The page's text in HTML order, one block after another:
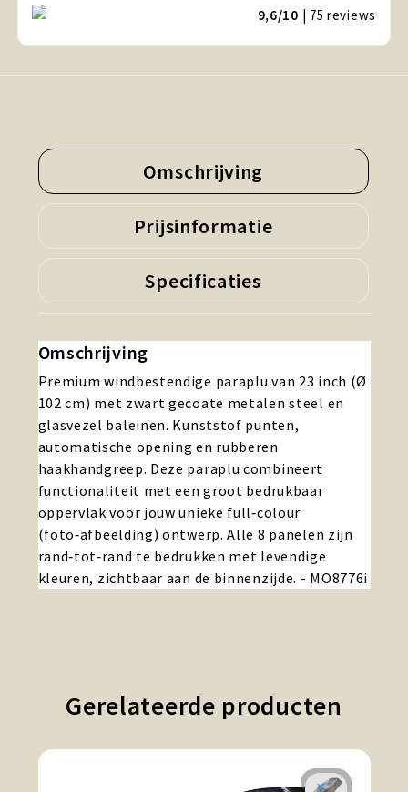
9,6/10 | 75reviews
Omschrijving
Prijsinformatie
Specificaties
Omschrijving
Premium windbestendige paraplu van 23 inch (Ø
102 cm) met zwart gecoate metalen steel en
glasvezel baleinen. Kunststof punten,
automatische opening en rubberen
haakhandgreep. Deze paraplu combineert
functionaliteit met een groot bedrukbaar
oppervlak voor jouw unieke full‑colour
(foto‑afbeelding) ontwerp. Alle 8 panelen zijn
rand‑tot‑rand te bedrukken met levendige
kleuren, zichtbaar aan de binnenzijde. - MO8776i
Gerelateerde producten